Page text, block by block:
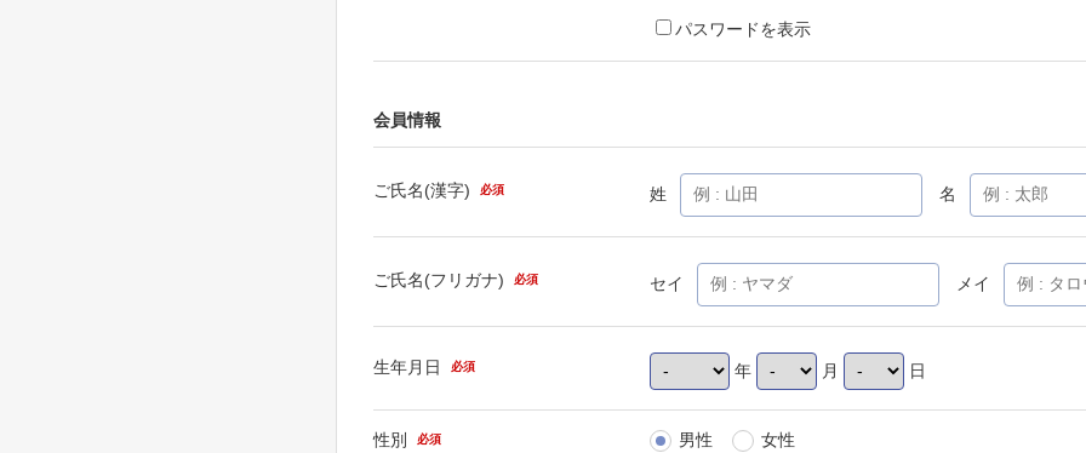
パスワードを表示
会員情報
ご氏名(漢字) 必須 姓 名
ご氏名(フリガナ) 必須 セイ メイ
生年月日 必須 年 月 日
性別 必須 男性 女性